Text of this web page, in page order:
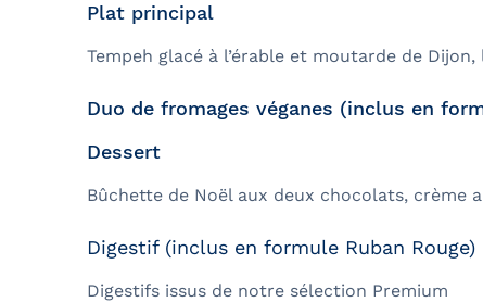
Plat principal
Tempeh glacé à l’érable et moutarde de
Duo de fromages véganes (inclus en
Dessert
Bûchette de Noël aux deux chocolats, crème
Digestif (inclus en formule Ruban Rouge)
Digestifs issus de notre sélection Premium